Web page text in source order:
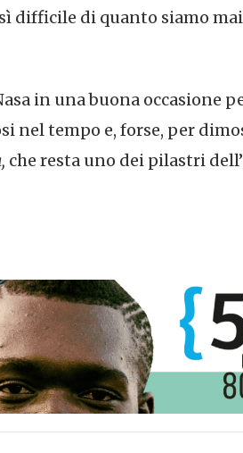
difficile di quanto siamo
in una buona occasione
nel tempo e, forse, per
che resta uno dei pilastri